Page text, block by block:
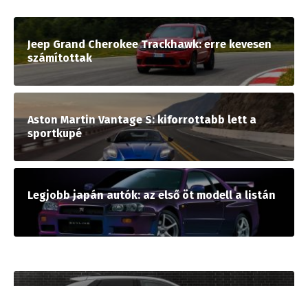
Jeep Grand Cherokee Trackhawk: erre kevesen
számítottak
Aston Martin Vantage S: kiforrottabb lett a
sportkupé
Legjobb japán autók: az első öt modell a listán